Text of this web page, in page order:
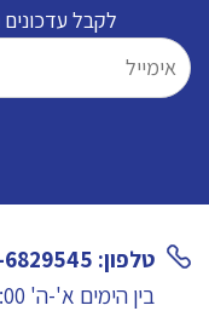
לקבל עדכונים
טלפון: 03-6829545
בין הימים א'-ה' 13:00 – 08:00